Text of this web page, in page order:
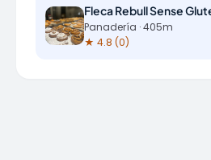
Fleca Rebull Sense
Panadería · 405m
★ 4.8 (0)